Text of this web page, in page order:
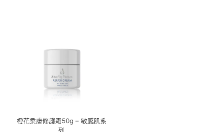
橙花柔膚修護霜50g – 敏感肌系
列